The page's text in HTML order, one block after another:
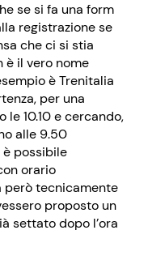
se si fa una form
registrazione se
che ci si stia
è il vero nome
è Trenitalia
per una
10.10 e cercando,
alle 9.50
possibile
orario
però tecnicamente
proposto un
settato dopo l’ora